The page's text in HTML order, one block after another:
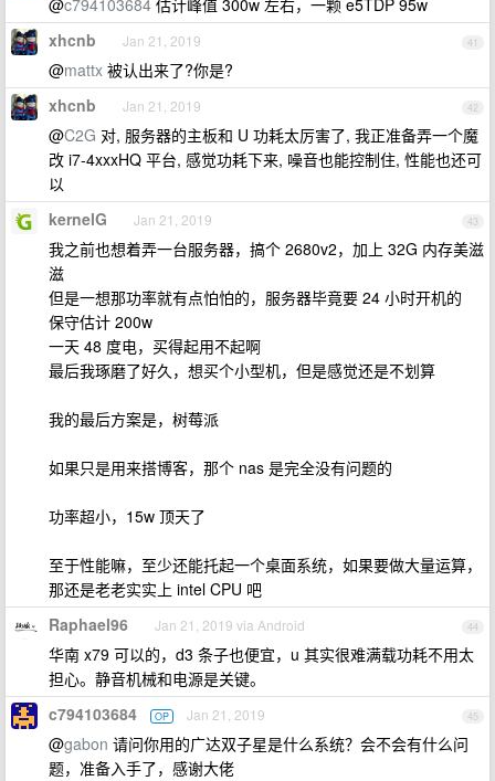
@c794103684 估计峰值 300w 左右，一颗 e5TDP 95w
41
xhcnb Jan 21, 2019
@mattx 被认出来了?你是?
42
xhcnb Jan 21, 2019
@C2G 对, 服务器的主板和 U 功耗太厉害了, 我正准备弄一个魔
改 i7-4xxxHQ 平台, 感觉功耗下来, 噪音也能控制住, 性能也还可
以
43
kernelG Jan 21, 2019
我之前也想着弄一台服务器，搞个 2680v2，加上 32G 内存美滋
滋
但是一想那功率就有点怕怕的，服务器毕竟要 24 小时开机的
保守估计 200w
一天 48 度电，买得起用不起啊
最后我琢磨了好久，想买个小型机，但是感觉还是不划算
我的最后方案是，树莓派
如果只是用来搭博客，那个 nas 是完全没有问题的
功率超小，15w 顶天了
至于性能嘛，至少还能托起一个桌面系统，如果要做大量运算，
那还是老老实实上 intel CPU 吧
44
Raphael96 Jan 21, 2019 via Android
华南 x79 可以的，d3 条子也便宜，u 其实很难满载功耗不用太
担心。静音机械和电源是关键。
45
c794103684 OP Jan 21, 2019
@gabon 请问你用的广达双子星是什么系统？会不会有什么问
题，准备入手了，感谢大佬